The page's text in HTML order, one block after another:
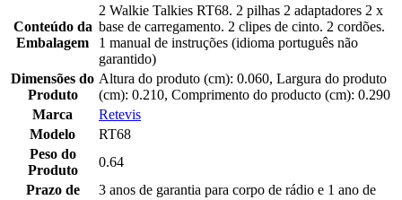
Conteúdo da
Embalagem
2 Walkie Talkies RT68. 2 pilhas 2 adaptadores 2 x
base de carregamento. 2 clipes de cinto. 2 cordões.
1 manual de instruções (idioma português não
garantido)
Dimensões do
Produto
Altura do produto (cm): 0.060, Largura do produto
(cm): 0.210, Comprimento do producto (cm): 0.290
Marca
Retevis
Modelo
RT68
Peso do
Produto
0.64
Prazo de
3 anos de garantia para corpo de rádio e 1 ano de